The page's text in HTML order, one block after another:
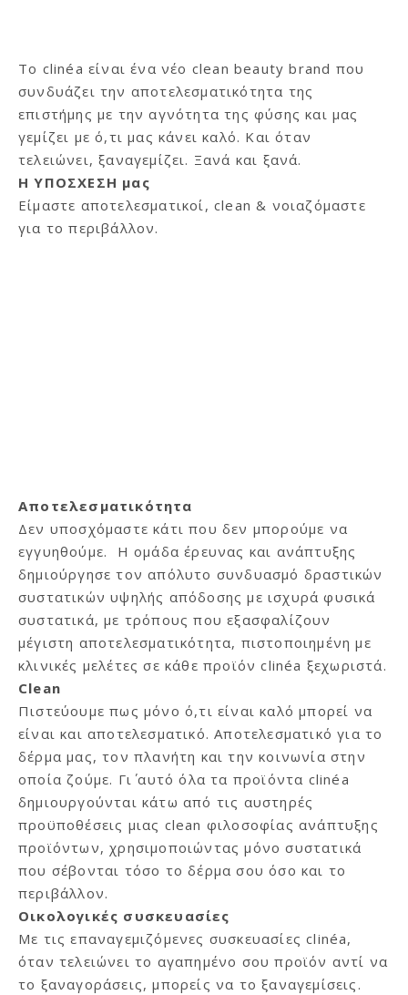
Το clinéa είναι ένα νέο clean beauty brand που
συνδυάζει την αποτελεσματικότητα της
επιστήμης με την αγνότητα της φύσης και μας
γεμίζει με ό,τι μας κάνει καλό. Και όταν
τελειώνει, ξαναγεμίζει. Ξανά και ξανά.
H ΥΠΟΣΧΕΣΗ μας
Είμαστε αποτελεσματικοί, clean & νοιαζόμαστε
για το περιβάλλον.
Αποτελεσματικότητα
Δεν υποσχόμαστε κάτι που δεν μπορούμε να
εγγυηθούμε. H ομάδα έρευνας και ανάπτυξης
δημιούργησε τον απόλυτο συνδυασμό δραστικών
συστατικών υψηλής απόδοσης με ισχυρά φυσικά
συστατικά, με τρόπους που εξασφαλίζουν
μέγιστη αποτελεσματικότητα, πιστοποιημένη με
κλινικές μελέτες σε κάθε προϊόν clinéa ξεχωριστά.
Clean
Πιστεύουμε πως μόνο ό,τι είναι καλό μπορεί να
είναι και αποτελεσματικό. Αποτελεσματικό για το
δέρμα μας, τον πλανήτη και την κοινωνία στην
οποία ζούμε. Γι΄ αυτό όλα τα προϊόντα clinéa
δημιουργούνται κάτω από τις αυστηρές
προϋποθέσεις μιας clean φιλοσοφίας ανάπτυξης
προϊόντων, χρησιμοποιώντας μόνο συστατικά
που σέβονται τόσο το δέρμα σου όσο και το
περιβάλλον.
Οικολογικές συσκευασίες
Με τις επαναγεμιζόμενες συσκευασίες clinéa,
όταν τελειώνει το αγαπημένο σου προϊόν αντί να
το ξαναγοράσεις, μπορείς να το ξαναγεμίσεις.